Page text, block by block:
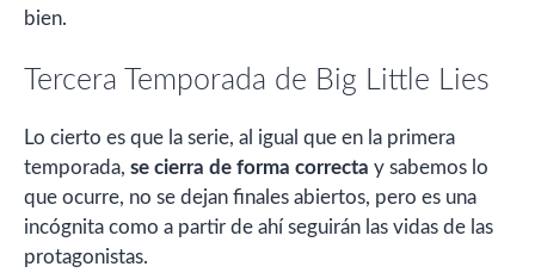
bien.
Tercera Temporada de Big Little Lies
Lo cierto es que la serie, al igual que en la primera
temporada, se cierra de forma correcta y sabemos lo
que ocurre, no se dejan finales abiertos, pero es una
incógnita como a partir de ahí seguirán las vidas de las
protagonistas.